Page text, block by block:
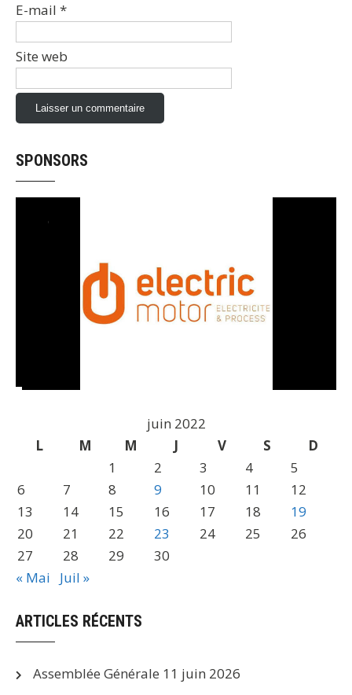
E-mail *
Site web
SPONSORS
juin 2022
L
M M J V S
D
1
2 3 4
5
6
7 8 9 10 11
12
13
14 15 16 17 18
19
20
21 22 23 24 25
26
27
28 29
30
« Mai
Juil »
ARTICLES RÉCENTS
Assemblée Générale 11 juin 2026